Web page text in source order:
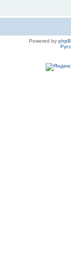
Powered by